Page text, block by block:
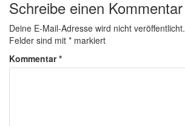
Schreibe einen Kommentar
Deine E-Mail-Adresse wird nicht veröffentlicht.
Felder sind mit * markiert
Kommentar*